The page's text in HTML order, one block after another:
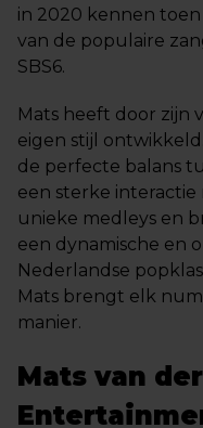
in 2020 kennen
van de populaire
SBS6.
Mats heeft door zijn
eigen stijl
de perfecte balans
een sterke
unieke medleys en
een dynamische en
Nederlandse
Mats brengt elk
manier.
Mats van